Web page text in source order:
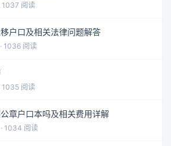
阅读
户口及相关法律问题解答
1036 阅读
阅读
章户口本吗及相关费用详解
1034 阅读